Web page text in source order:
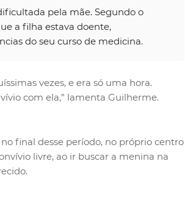
pela mãe. Segundo o
a filha estava doente,
do seu curso de medicina.
vezes, e era só uma hora.
com ela,” lamenta Guilherme.
final desse período, no próprio centro
livre, ao ir buscar a menina na